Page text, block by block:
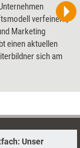
verfeinern,
Marketing
einen aktuellen
sich am
Unser